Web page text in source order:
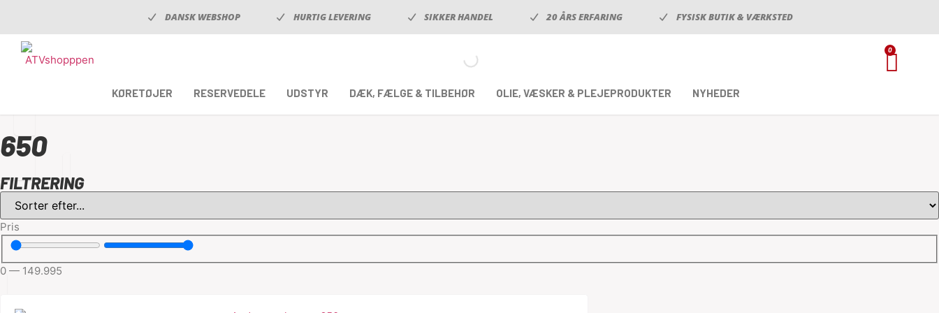
DANSK WEBSHOP HURTIG LEVERING SIKKER HANDEL 20 ÅRS ERFARING FYSISK BUTIK & VÆRKSTED
KØRETØJER RESERVEDELE UDSTYR DÆK, FÆLGE & TILBEHØR OLIE, VÆSKER & PLEJEPRODUKTER NYHEDER
0
650
FILTRERING
Pris
0 — 149.995